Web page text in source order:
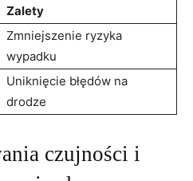
Zalety
Zmniejszenie ryzyka
wypadku
Uniknięcie błędów na​
drodze
czujności i